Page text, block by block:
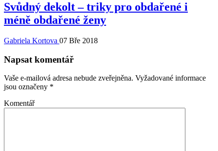
Svůdný dekolt – triky pro obdařené i
méně obdařené ženy
Gabriela Kortova 07 Bře 2018
Napsat komentář
Vaše e-mailová adresa nebude zveřejněna. Vyžadované informace
jsou označeny *
Komentář